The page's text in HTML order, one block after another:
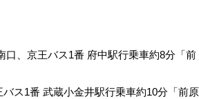
口、京王バス1番 府中駅行乗車約8分「前
ス1番 武蔵小金井駅行乗車約10分「前原